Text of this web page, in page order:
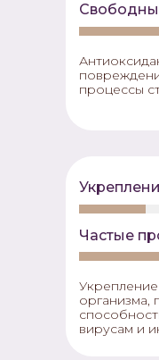
процессы
организма,
вирусам и
Частые